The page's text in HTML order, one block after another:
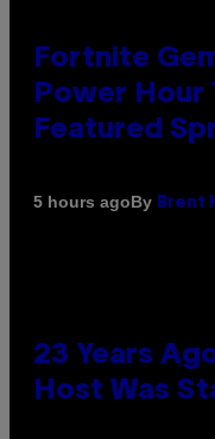
Fortnite
Power Hour
Featured
5 hours agoBy Brent
23 Years
Host Was